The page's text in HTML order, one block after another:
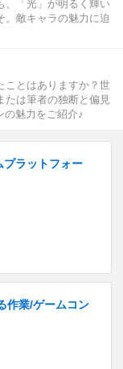
、「光」が明るく輝い
。敵キャラの魅力に迫
ことはありますか？世
たは筆者の独断と偏見
の魅力をご紹介♪
プラットフォー
作業/ゲームコン